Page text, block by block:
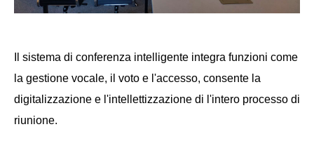
Il sistema di conferenza intelligente integra funzioni come
la gestione vocale, il voto e l'accesso, consente la
digitalizzazione e l'intellettizzazione di l'intero processo di
riunione.